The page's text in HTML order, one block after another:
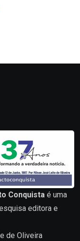
Conquista é uma
editora e
de Oliveira